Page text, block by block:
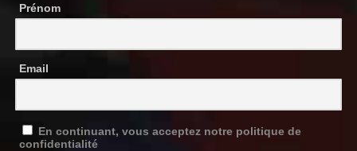
Prénom
Email
En continuant, vous acceptez notre politique de
confidentialité